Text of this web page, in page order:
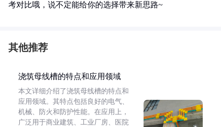
考对比哦，说不定能给你的选择带来新思路~
其他推荐
浇筑母线槽的特点和应用领域
本文详细介绍了浇筑母线槽的特点和
应用领域。其特点包括良好的电气、
机械、防火和防护性能。在应用上，
广泛用于商业建筑、工业厂房、医院